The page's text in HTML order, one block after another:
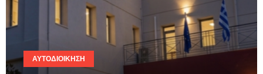
ΑΥΤΟΔΙΟΊΚΗΣΗ